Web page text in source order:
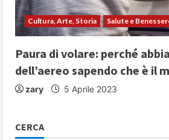
Cultura, Arte, Storia Salute e
Paura di volare: perché
dell’aereo sapendo che è il
zary 5 Aprile 2023
CERCA